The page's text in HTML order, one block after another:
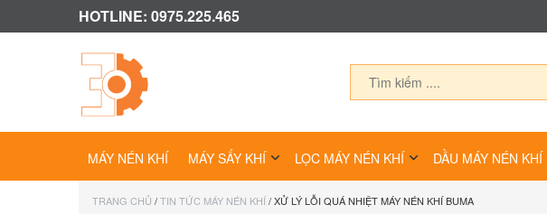
HOTLINE: 0975.225.465
MÁY NÉN KHÍ MÁY SẤY KHÍ LỌC MÁY NÉN KHÍ DẦU MÁY NÉN KHÍ
TRANG CHỦ /TIN TỨC MÁY NÉN KHÍ/ XỬ LÝ LỖI QUÁ NHIỆT MÁY NÉN KHÍ BUMA